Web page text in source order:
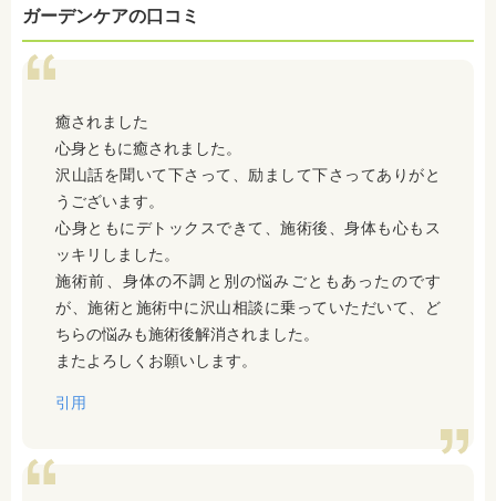
ガーデンケアの口コミ
癒されました
心身ともに癒されました。
沢山話を聞いて下さって、励まして下さってありがと
うございます。
心身ともにデトックスできて、施術後、身体も心もス
ッキリしました。
施術前、身体の不調と別の悩みごともあったのです
が、施術と施術中に沢山相談に乗っていただいて、ど
ちらの悩みも施術後解消されました。
またよろしくお願いします。
引用